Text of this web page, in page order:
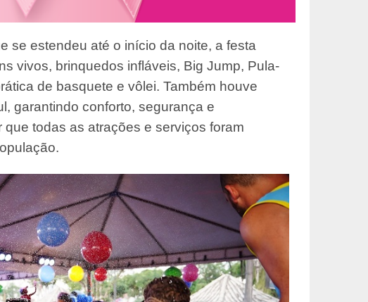
se estendeu até o início da noite, a festa
vivos, brinquedos infláveis, Big Jump, Pula-
de basquete e vôlei. Também houve
garantindo conforto, segurança e
todas as atrações e serviços foram